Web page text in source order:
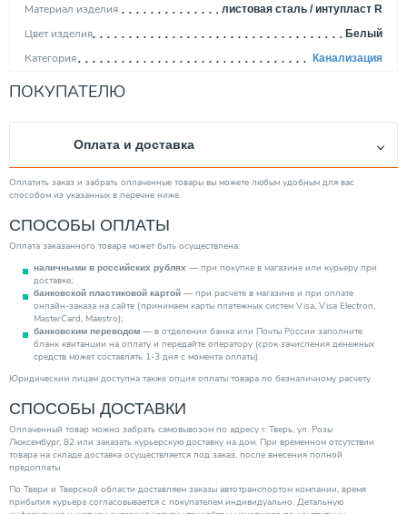
Материал изделия листовая сталь / интупласт R
Цвет изделия Белый
Категория Канализация
ПОКУПАТЕЛЮ
Оплата и доставка
Оплатить заказ и забрать оплаченные товары вы можете любым удобным для вас
способом из указанных в перечне ниже.
СПОСОБЫ ОПЛАТЫ
Оплата заказанного товара может быть осуществлена:
наличными в российских рублях — при покупке в магазине или курьеру при
доставке;
банковской пластиковой картой — при расчете в магазине и при оплате
онлайн-заказа на сайте (принимаем карты платежных систем Visa, Visa Electron,
MasterCard, Maestro);
банковским переводом — в отделении банка или Почты России заполните
бланк квитанции на оплату и передайте оператору (срок зачисления денежных
средств может составлять 1-3 дня с момента оплаты).
Юридическим лицам доступна также опция оплаты товара по безналичному расчету.
СПОСОБЫ ДОСТАВКИ
Оплаченный товар можно забрать самовывозом по адресу г. Тверь, ул. Розы
Люксембург, 82 или заказать курьерскую доставку на дом. При временном отсутствии
товара на складе доставка осуществляется под заказ, после внесения полной
предоплаты.
По Твери и Тверской области доставляем заказы автотранспортом компании, время
прибытия курьера согласовывается с покупателем индивидуально. Детальную